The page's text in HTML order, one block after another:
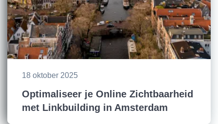
18 oktober 2025
Optimaliseer je Online Zichtbaarheid
met Linkbuilding in Amsterdam